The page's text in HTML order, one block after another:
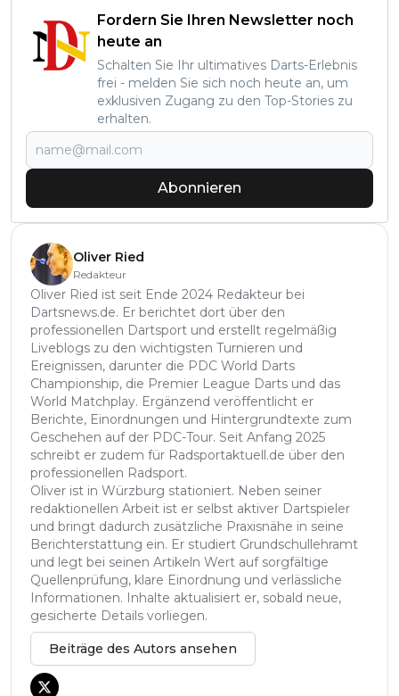
Fordern Sie Ihren Newsletter noch
heute an
Schalten Sie Ihr ultimatives Darts-Erlebnis
frei - melden Sie sich noch heute an, um
exklusiven Zugang zu den Top-Stories zu
erhalten.
Abonnieren
Oliver Ried
Redakteur
Oliver Ried ist seit Ende 2024 Redakteur bei
Dartsnews.de. Er berichtet dort über den
professionellen Dartsport und erstellt regelmäßig
Liveblogs zu den wichtigsten Turnieren und
Ereignissen, darunter die PDC World Darts
Championship, die Premier League Darts und das
World Matchplay. Ergänzend veröffentlicht er
Berichte, Einordnungen und Hintergrundtexte zum
Geschehen auf der PDC-Tour. Seit Anfang 2025
schreibt er zudem für Radsportaktuell.de über den
professionellen Radsport.
Oliver ist in Würzburg stationiert. Neben seiner
redaktionellen Arbeit ist er selbst aktiver Dartspieler
und bringt dadurch zusätzliche Praxisnähe in seine
Berichterstattung ein. Er studiert Grundschullehramt
und legt bei seinen Artikeln Wert auf sorgfältige
Quellenprüfung, klare Einordnung und verlässliche
Informationen. Inhalte aktualisiert er, sobald neue,
gesicherte Details vorliegen.
Beiträge des Autors ansehen